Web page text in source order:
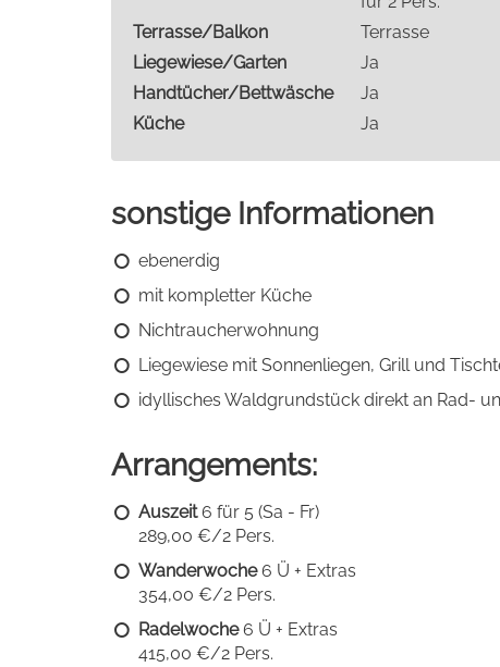
Terrasse/Balkon
Terrasse
Liegewiese/Garten
Ja
Handtücher/Bettwäsche
Ja
Küche
Ja
sonstige Informationen
ebenerdig
mit kompletter Küche
Nichtraucherwohnung
Liegewiese mit Sonnenliegen, Grill und
idyllisches Waldgrundstück direkt an Rad-
Arrangements:
Auszeit6 für 5 (Sa - Fr)
289,00 €/2 Pers.
Wanderwoche6 Ü + Extras
354,00 €/2 Pers.
Radelwoche6 Ü + Extras
415,00 €/2 Pers.